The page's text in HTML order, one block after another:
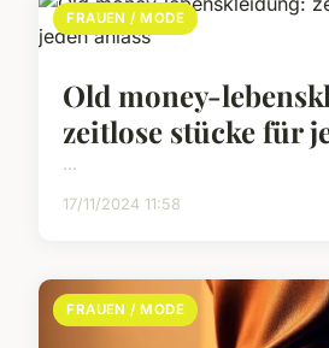
FRAUEN / MODE
Old money-
zeitlose stücke für
...
17/11/2024 11:58
FRAUEN / MODE